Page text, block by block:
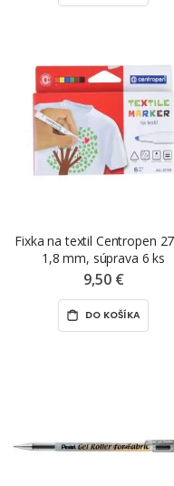
Fixka na textil Centropen
1,8 mm, súprava 6 ks
9,50 €
DO KOŠÍKA